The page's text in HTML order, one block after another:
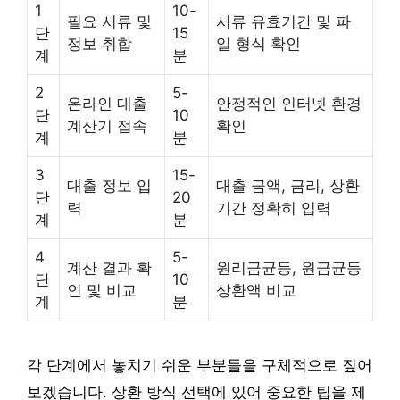
1
단
계
필요 서류 및
정보 취합
10-
15
분
서류 유효기간 및 파
일 형식 확인
2
단
계
온라인 대출
계산기 접속
5-
10
분
안정적인 인터넷 환경
확인
3
단
계
대출 정보 입
력
15-
20
분
대출 금액, 금리, 상환
기간 정확히 입력
4
단
계
계산 결과 확
인 및 비교
5-
10
분
원리금균등, 원금균등
상환액 비교
각 단계에서 놓치기 쉬운 부분들을 구체적으로 짚어
보겠습니다. 상환 방식 선택에 있어 중요한 팁을 제